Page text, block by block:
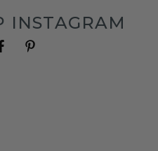
INSTAGRAM